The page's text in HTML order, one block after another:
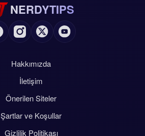
NERDYTIPS
Hakkımızda
İletişim
Önerilen Siteler
Şartlar ve Koşullar
Gizlilik Politikası